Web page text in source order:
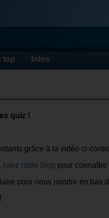
top Infos
quiz !
grâce à la vidéo ci-
lisez notre blog pour
pour nous joindre en bas